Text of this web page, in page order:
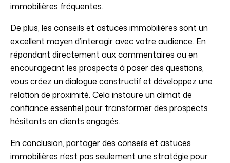
immobilières fréquentes.
De plus, les conseils et astuces immobilières sont un
excellent moyen d’interagir avec votre audience. En
répondant directement aux commentaires ou en
encourageant les prospects à poser des questions,
vous créez un dialogue constructif et développez une
relation de proximité. Cela instaure un climat de
confiance essentiel pour transformer des prospects
hésitants en clients engagés.
En conclusion, partager des conseils et astuces
immobilières n’est pas seulement une stratégie pour